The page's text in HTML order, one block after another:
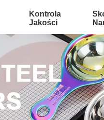
Kontrola
Jakości